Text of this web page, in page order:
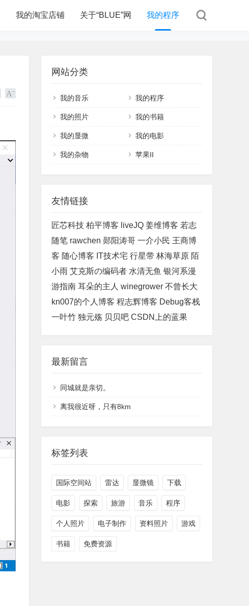
我的淘宝店铺 关于“BLUE”网 我的程序
网站分类
我的音乐 我的程序
我的照片 我的书籍
我的显微 我的电影
我的杂物 苹果II
友情链接
匠芯科技 柏平博客 liveJQ 姜维博客 若志
随笔 rawchen 郧阳涛哥 一介小民 王商博
客 随心博客 IT技术宅 行星带 林海草原 陌
小雨 艾克斯の编码者 水清无鱼 银河系漫
游指南 耳朵的主人 winegrower 不曾长大
kn007的个人博客 程志辉博客 Debug客栈
一叶竹 独元殇 贝贝吧 CSDN上的蓝果
最新留言
同城就是亲切。
离我很近呀，只有8km
标签列表
国际空间站 雷达 显微镜 下载
电影 探索 旅游 音乐 程序
个人照片 电子制作 资料照片 游戏
书籍 免费资源